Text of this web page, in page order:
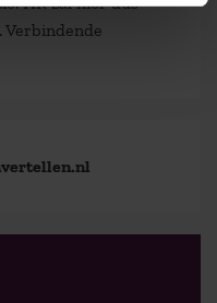
Verbindende